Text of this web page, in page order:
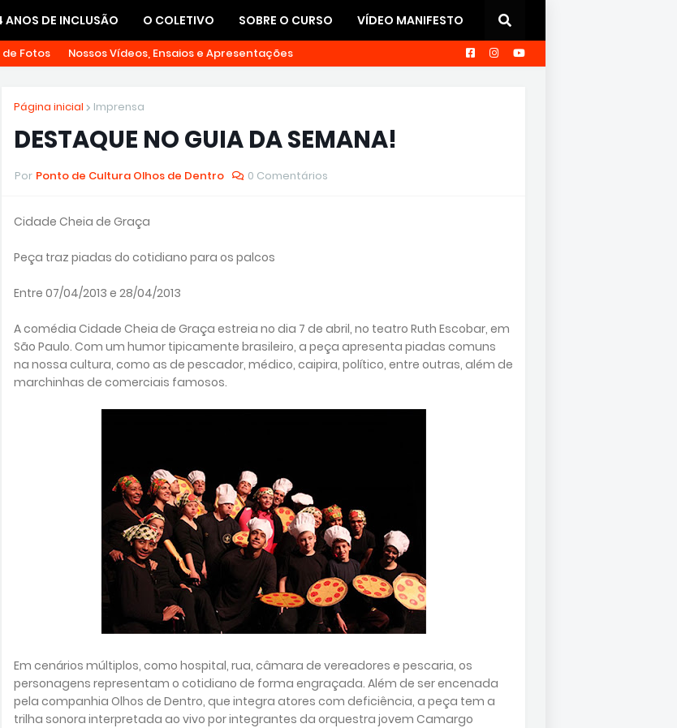
ANOS DE INCLUSÃO O COLETIVO SOBRE O CURSO VÍDEO MANIFESTO
Fotos Nossos Vídeos, Ensaios e Apresentações
Página inicial Imprensa
DESTAQUE NO GUIA DA SEMANA!
Por Ponto de Cultura Olhos de Dentro 0 Comentários
Cidade Cheia de Graça
Peça traz piadas do cotidiano para os palcos
Entre 07/04/2013 e 28/04/2013
A comédia Cidade Cheia de Graça estreia no dia 7 de abril, no teatro Ruth Escobar, em
São Paulo. Com um humor tipicamente brasileiro, a peça apresenta piadas comuns
na nossa cultura, como as de pescador, médico, caipira, político, entre outras, além de
marchinhas de comerciais famosos.
Em cenários múltiplos, como hospital, rua, câmara de vereadores e pescaria, os
personagens representam o cotidiano de forma engraçada. Além de ser encenada
pela companhia Olhos de Dentro, que integra atores com deficiência, a peça tem a
trilha sonora interpretada ao vivo por integrantes da orquestra jovem Camargo